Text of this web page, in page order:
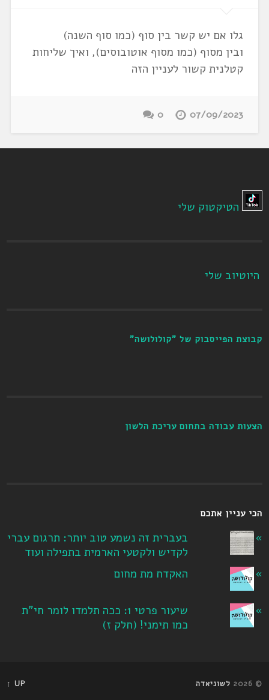
גלו אם יש קשר בין סוף (כמו סוף השנה)
ובין מסוף (כמו מסוף אוטובוסים), ואיך שליחות
קטלנית קשור לעניין הזה
07/09/2023
0
הטיקטוק שלי
היוטיוב שלי
קבוצת הפייסבוק של "קולולושה"
הצעות עבודה בתחום עריכת הלשון
הכי עניין אתכם
בעברית זה נשמע טוב יותר: תרגום עברי
לקדיש ולקטעי הארמית בתפילה ועוד
האקדח מת מחום
שיעור פרטי 1: ככה תלמדו לומר חי"ת
כמו תימני! ‏(חלק ז‏)
© 2026 לשוניאדה UP ↑